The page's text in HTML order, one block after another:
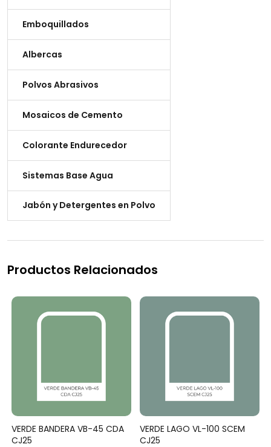
Emboquillados
Albercas
Polvos Abrasivos
Mosaicos de Cemento
Colorante Endurecedor
Sistemas Base Agua
Jabón y Detergentes en Polvo
Productos Relacionados
VERDE BANDERA VB-45 CDA
CJ25
VERDE LAGO VL-100 SCEM
CJ25